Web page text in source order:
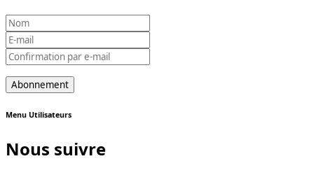
Menu Utilisateurs
Nous suivre